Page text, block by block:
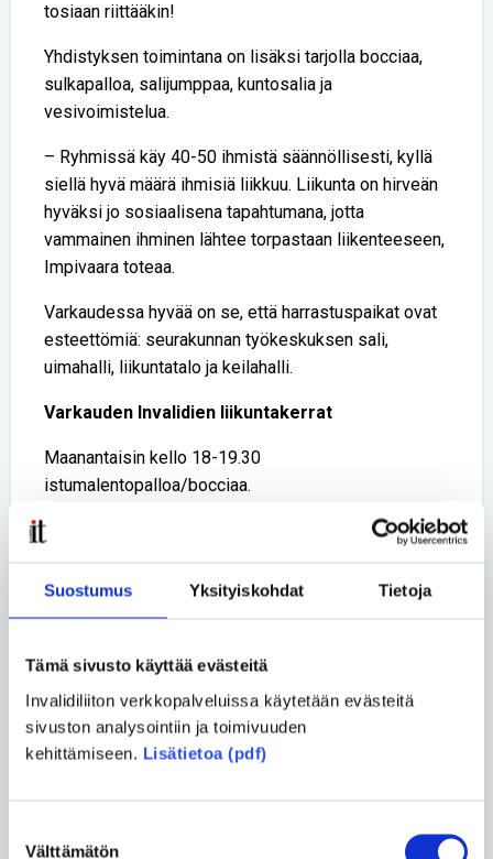
Suostumus Yksityiskohdat Tietoja
Tämä sivusto käyttää evästeitä
Invalidiliiton verkkopalveluissa käytetään evästeitä
sivuston analysointiin ja toimivuuden
kehittämiseen. Lisätietoa (pdf)
valinta
Välttämätön
tosiaan riittääkin!
Yhdistyksen toimintana on lisäksi tarjolla bocciaa,
sulkapalloa, salijumppaa, kuntosalia ja
vesivoimistelua.
– Ryhmissä käy 40-50 ihmistä säännöllisesti, kyllä
siellä hyvä määrä ihmisiä liikkuu. Liikunta on hirveän
hyväksi jo sosiaalisena tapahtumana, jotta
vammainen ihminen lähtee torpastaan liikenteeseen,
Impivaara toteaa.
Varkaudessa hyvää on se, että harrastuspaikat ovat
esteettömiä: seurakunnan työkeskuksen sali,
uimahalli, liikuntatalo ja keilahalli.
Varkauden Invalidien liikuntakerrat
Maanantaisin kello 18-19.30
istumalentopalloa/bocciaa.
Keskiviikkoisin kello 16-17 keilaus.
vesivoimistelu.
liikuntakokeiluihin
Fyysisesti vammaisten henkilöiden
liikuntatoimintaan voi hakea avustusta Invalidiliittoa
lähellä olevalta Vammaisliikunnan Tuki ry:ltä.